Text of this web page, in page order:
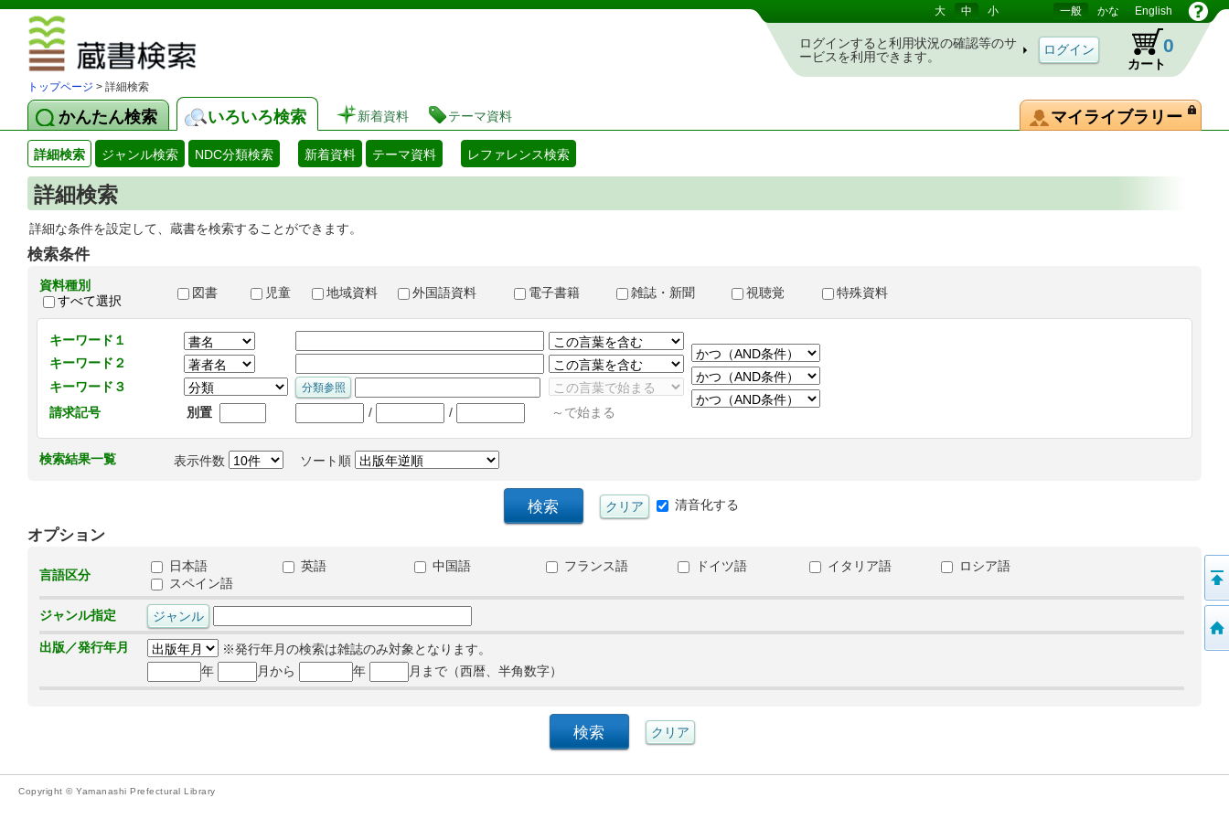
大 中 小 一般 かな English
ログインすると利用状況の確認等のサ
ービスを利用できます。
カート
0
トップページ > 詳細検索
かんたん検索 いろいろ検索 新着資料 テーマ資料 マイライブラリー
詳細検索 ジャンル検索 NDC分類検索 新着資料 テーマ資料 レファレンス検索
詳細検索
詳細な条件を設定して、蔵書を検索することができます。
検索条件
資料種別
すべて選択
図書 児童 地域資料 外国語資料 電子書籍 雑誌・新聞 視聴覚 特殊資料
キーワード１
キーワード２
キーワード３
請求記号
別置 / / ～で始まる
検索結果一覧 表示件数 ソート順
清音化する
オプション
言語区分
日本語 英語 中国語 フランス語 ドイツ語 イタリア語
ロシア語
スペイン語
ジャンル指定
出版／発行年月
※発行年月の検索は雑誌のみ対象となります。
年
月から 年 月まで（西暦、半角数字）
Copyright © Yamanashi Prefectural Library